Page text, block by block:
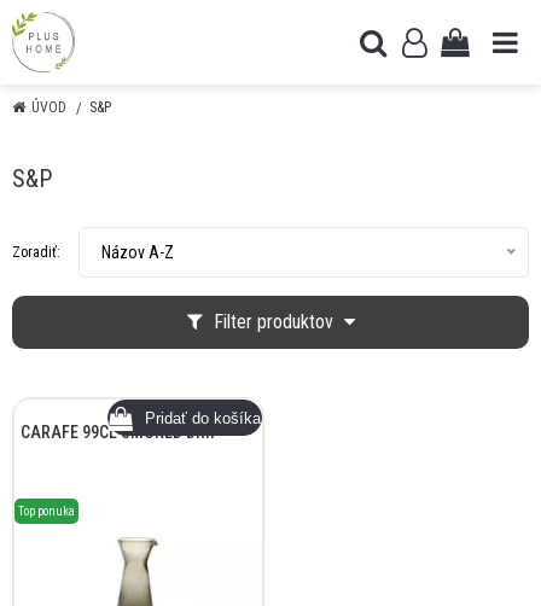
ÚVOD S&P
S&P
Filter produktov
Zoradiť: Názov A-Z
CARAFE 99CL SMOKED DRIP
Top ponuka